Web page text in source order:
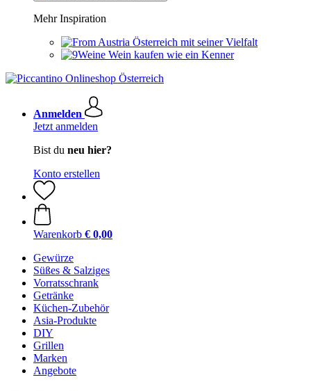
Mehr Inspiration
Österreich mit seiner Vielfalt
Wein kaufen wie ein Kenner
Anmelden
Jetzt anmelden
Bist du neu hier?
Konto erstellen
Warenkorb € 0,00
Gewürze
Süßes & Salziges
Vorratsschrank
Getränke
Küchen-Zubehör
Asia-Produkte
DIY
Grillen
Marken
Angebote